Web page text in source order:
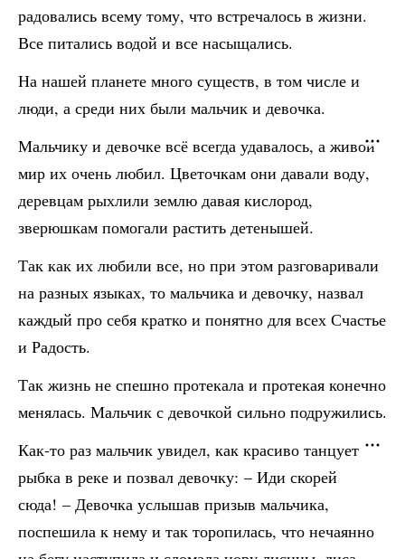
радовались всему тому, что встречалось в жизни.
Все питались водой и все насыщались.
На нашей планете много существ, в том числе и
люди, а среди них были мальчик и девочка.
Мальчику и девочке всё всегда удавалось, а живой
мир их очень любил. Цветочкам они давали воду,
деревцам рыхлили землю давая кислород,
зверюшкам помогали растить детенышей.
Так как их любили все, но при этом разговаривали
на разных языках, то мальчика и девочку, назвал
каждый про себя кратко и понятно для всех Счастье
и Радость.
Так жизнь не спешно протекала и протекая конечно
менялась. Мальчик с девочкой сильно подружились.
Как-то раз мальчик увидел, как красиво танцует
рыбка в реке и позвал девочку: – Иди скорей
сюда! – Девочка услышав призыв мальчика,
поспешила к нему и так торопилась, что нечаянно